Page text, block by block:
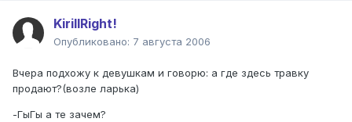
KirillRight!
Опубликовано: 7 августа 2006
Вчера подхожу к девушкам и говорю: а где здесь травку
продают?(возле ларька)
-ГыГы а те зачем?